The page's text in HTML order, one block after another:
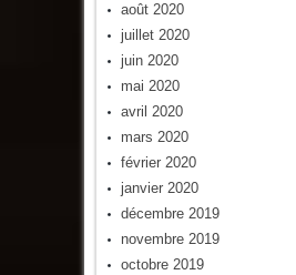
août 2020
juillet 2020
juin 2020
mai 2020
avril 2020
mars 2020
février 2020
janvier 2020
décembre 2019
novembre 2019
octobre 2019